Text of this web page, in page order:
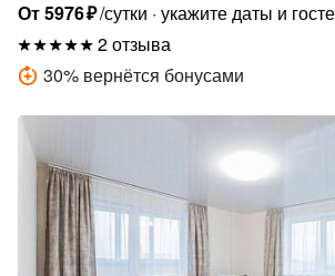
От5976₽/сутки укажите даты и
2 отзыва
30% вернётся бонусами